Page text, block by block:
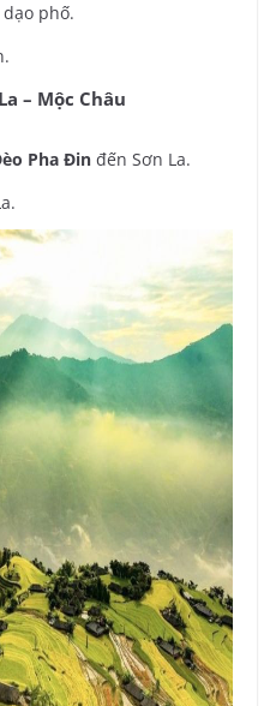
phố.
– Mộc Châu
Pha Đin đến Sơn La.